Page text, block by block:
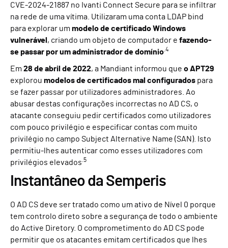
CVE-2024-21887 no Ivanti Connect Secure para se infiltrar
na rede de uma vítima. Utilizaram uma conta LDAP bind
para explorar um modelo de certificado Windows
vulnerável , criando um objeto de computador e fazendo-
se passar por um administrador de domínio .4
Em 28 de abril de 2022, a Mandiant informou que o APT29
explorou modelos de certificados mal configurados para
se fazer passar por utilizadores administradores. Ao
abusar destas configurações incorrectas no AD CS, o
atacante conseguiu pedir certificados como utilizadores
com pouco privilégio e especificar contas com muito
privilégio no campo Subject Alternative Name (SAN). Isto
permitiu-lhes autenticar como esses utilizadores com
privilégios elevados .5
Instantâneo da Semperis
O AD CS deve ser tratado como um ativo de Nível 0 porque
tem controlo direto sobre a segurança de todo o ambiente
do Active Diretory. O comprometimento do AD CS pode
permitir que os atacantes emitam certificados que lhes